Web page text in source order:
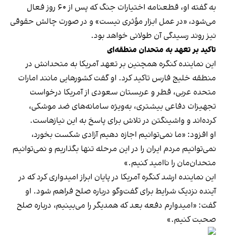
به گفته او، قطعنامه اختیارات جنگ که پس از ۶۰ روز فعال
می‌شود، «در عمل ابزار مؤثری نیست» و در صورت چالش حقوقی
نیز روند رسیدگی آن طولانی خواهد بود.
تاکید بر تعهد به متحدان منطقه‌ای
این نماینده کنگره همچنین بر تعهد آمریکا به متحدانش در
منطقه خلیج فارس تاکید کرد. او گفت کشورهایی مانند امارات
متحده عربی، قطر و عربستان سعودی از آمریکا درخواست
تجهیزات دفاعی بیشتری، به‌ویژه سامانه‌های ضد موشکی،
کرده‌اند و واشینگتن در تلاش برای پاسخ به این نیازهاست.
او افزود: «ما نمی‌توانیم اجازه دهیم آزادی شکست بخورد،
نمی‌توانیم مردم ایران را در این مرحله تنها بگذاریم و نمی‌توانیم
متحدان‌مان را ناامید کنیم.»
این نماینده ارشد کنگره آمریکا در پایان ابراز امیدواری کرد که در
آینده نزدیک شرایط برای گفت‌وگو درباره صلح فراهم شود. او
گفت: «امیدوارم دفعه بعد که همدیگر را می‌بینیم، درباره صلح
صحبت کنیم.»